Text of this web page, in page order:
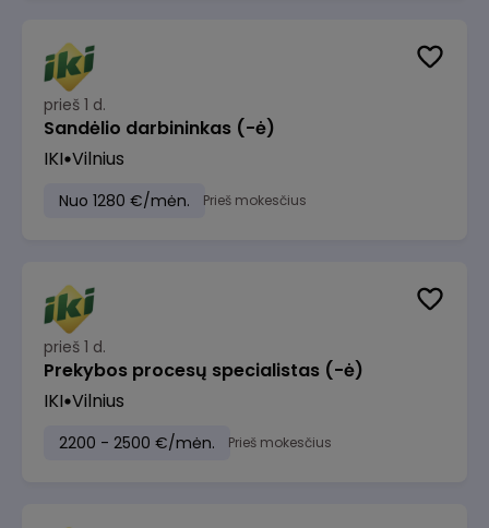
prieš 1 d.
Sandėlio darbininkas (-ė)
IKI Vilnius
Nuo 1280 €/mėn. Prieš mokesčius
prieš 1 d.
Prekybos procesų specialistas (-ė)
IKI Vilnius
2200 - 2500 €/mėn. Prieš mokesčius